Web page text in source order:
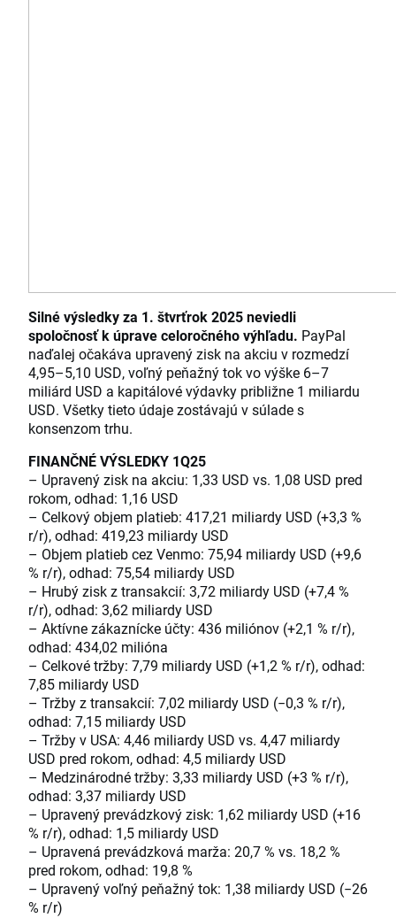
Silné výsledky za 1. štvrťrok 2025 neviedli
spoločnosť k úprave celoročného výhľadu. PayPal
naďalej očakáva upravený zisk na akciu v rozmedzí
4,95–5,10 USD, voľný peňažný tok vo výške 6–7
miliárd USD a kapitálové výdavky približne 1 miliardu
USD. Všetky tieto údaje zostávajú v súlade s
konsenzom trhu.
FINANČNÉ VÝSLEDKY 1Q25
– Upravený zisk na akciu: 1,33 USD vs. 1,08 USD pred
rokom, odhad: 1,16 USD
– Celkový objem platieb: 417,21 miliardy USD (+3,3 %
r/r), odhad: 419,23 miliardy USD
– Objem platieb cez Venmo: 75,94 miliardy USD (+9,6
% r/r), odhad: 75,54 miliardy USD
– Hrubý zisk z transakcií: 3,72 miliardy USD (+7,4 %
r/r), odhad: 3,62 miliardy USD
– Aktívne zákaznícke účty: 436 miliónov (+2,1 % r/r),
odhad: 434,02 milióna
– Celkové tržby: 7,79 miliardy USD (+1,2 % r/r), odhad:
7,85 miliardy USD
– Tržby z transakcií: 7,02 miliardy USD (−0,3 % r/r),
odhad: 7,15 miliardy USD
– Tržby v USA: 4,46 miliardy USD vs. 4,47 miliardy
USD pred rokom, odhad: 4,5 miliardy USD
– Medzinárodné tržby: 3,33 miliardy USD (+3 % r/r),
odhad: 3,37 miliardy USD
– Upravený prevádzkový zisk: 1,62 miliardy USD (+16
% r/r), odhad: 1,5 miliardy USD
– Upravená prevádzková marža: 20,7 % vs. 18,2 %
pred rokom, odhad: 19,8 %
– Upravený voľný peňažný tok: 1,38 miliardy USD (−26
% r/r)